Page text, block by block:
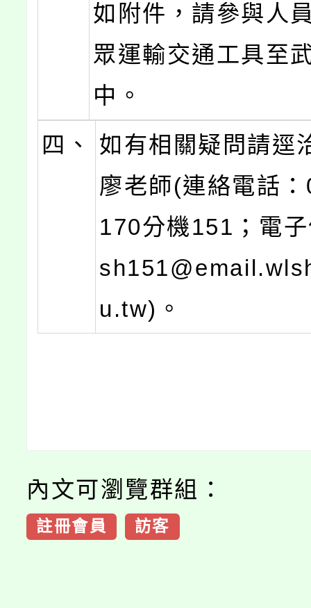
如附件，請參與人
眾運輸交通工具至
中。
四、
如有相關疑問請逕
廖老師(連絡電話
170分機151；電
u.tw)。
內文可瀏覽群組：
註冊會員 訪客